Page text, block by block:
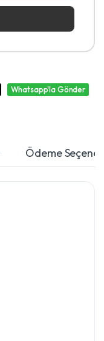
Whatsapp'la Gönder
Ödeme